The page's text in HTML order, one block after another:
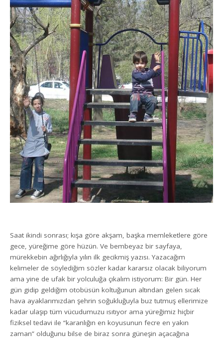
Saat ikindi sonrası; kışa göre akşam, başka memleketlere göre
gece, yüreğime göre hüzün. Ve bembeyaz bir sayfaya,
mürekkebin ağırlığıyla yılın ilk gecikmiş yazısı. Yazacağım
kelimeler de söylediğim sözler kadar kararsız olacak biliyorum
ama yine de ufak bir yolculuğa çıkalım istiyorum: Bir gün. Her
gün gidip geldiğim otobüsün koltuğunun altından gelen sıcak
hava ayaklarımızdan şehrin soğukluğuyla buz tutmuş ellerimize
kadar ulaşıp tüm vücudumuzu ısıtıyor ama yüreğimiz hiçbir
fiziksel tedavi ile “karanlığın en koyusunun fecre en yakın
zaman” olduğunu bilse de biraz sonra güneşin açacağına